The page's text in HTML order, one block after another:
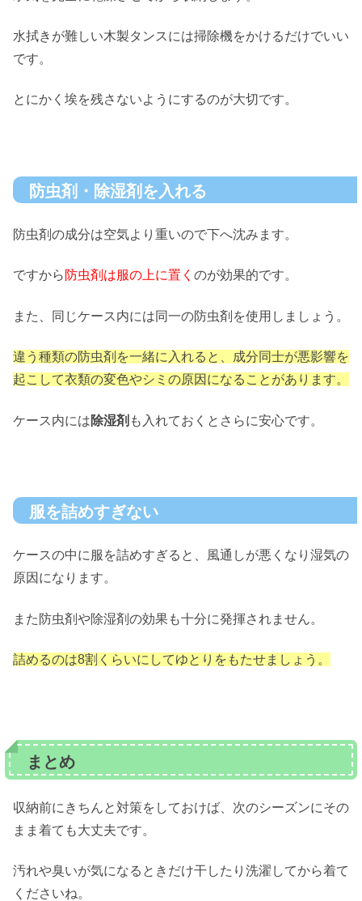
水拭きが難しい木製タンスには掃除機をかけるだけでいい
です。
とにかく埃を残さないようにするのが大切です。
防虫剤・除湿剤を入れる
防虫剤の成分は空気より重いので下へ沈みます。
ですから 防虫剤は服の上に置く のが効果的です。
また、同じケース内には同一の防虫剤を使用しましょう。
違う種類の防虫剤を一緒に入れると、成分同士が悪影響を
起こして衣類の変色やシミの原因になることがあります。
ケース内には除湿剤 も入れておくとさらに安心です。
服を詰めすぎない
ケースの中に服を詰めすぎると、風通しが悪くなり湿気の
原因になります。
また防虫剤や除湿剤の効果も十分に発揮されません。
詰めるのは8割くらいにしてゆとりをもたせましょう。
まとめ
収納前にきちんと対策をしておけば、次のシーズンにその
まま着ても大丈夫です。
汚れや臭いが気になるときだけ干したり洗濯してから着て
くださいね。